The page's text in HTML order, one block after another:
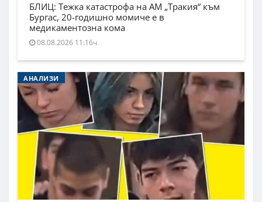
БЛИЦ: Тежка катастрофа на АМ „Тракия“ към
Бургас, 20-годишно момиче е в
медикаментозна кома
08.08.2026 11:16ч.
АНАЛИЗИ